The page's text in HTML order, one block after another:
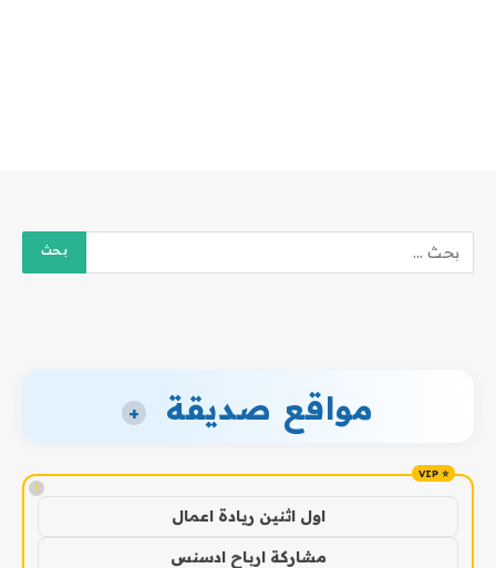
مواقع صديقة +
!
اول اثنين ريادة اعمال
مشاركة ارباح ادسنس